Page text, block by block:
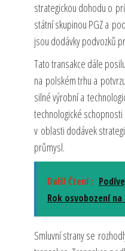
strategickou dohodu o
státní skupinou PGZ a
jsou dodávky podvozků
Tato transakce dále
na polském trhu a
silné výrobní a
technologické schopnosti
v oblasti dodávek
průmysl.
Další Čtení :
Rok osvobození na
Smluvní strany se